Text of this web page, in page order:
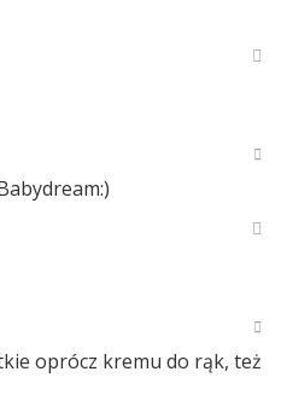
oprócz kremu do rąk, też